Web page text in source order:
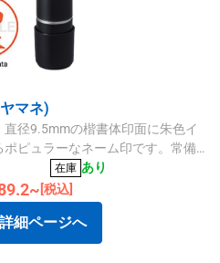
マネ)
径9.5mmの楷書体印面に朱色イ
ピュラーなネーム印です。常備
在庫 あり
[税込]
細ページへ